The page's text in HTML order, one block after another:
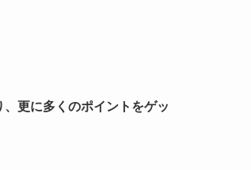
更に多くのポイントをゲッ